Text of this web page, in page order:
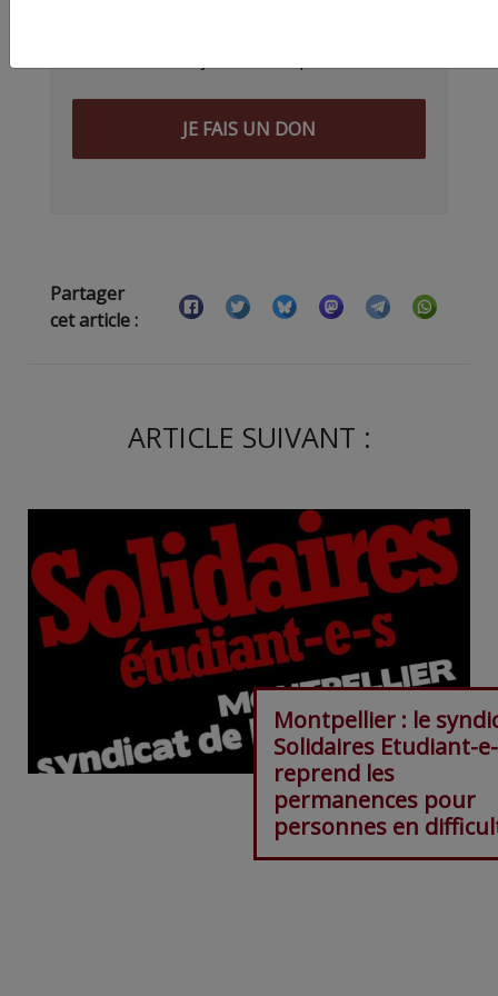
JE FAIS UN DON
Partager
cet article :
ARTICLE SUIVANT :
Montpellier : le
Solidaires Etudiant-
reprend les
permanences pour
personnes en